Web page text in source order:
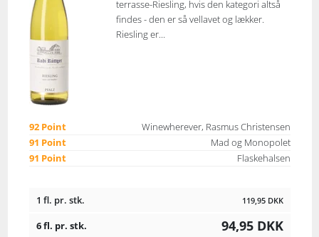
terrasse-Riesling, hvis den kategori altså
findes - den er så vellavet og lækker.
Riesling er...
92 Point
Winewherever, Rasmus Christensen
91 Point
Mad og Monopolet
91 Point
Flaskehalsen
1 fl. pr. stk. 119,95 DKK
6 fl. pr. stk. 94,95 DKK